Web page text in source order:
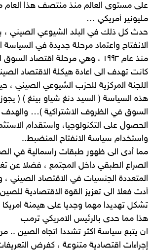
مليونير أمريكي …
حدث كل ذلك في البلد الشيوعي الصيني
الانفتاح واعتماد مرحلة جديدة في
منذ عام ١٩٩٣ ، وهي مرحلة اقتصاد
كانت تهدف الى اعادة هيكلة الاقتصاد
اللجنة المركزية للحزب الشيوعي الصيني
هذه السياسة ( السيد دنغ شياو بينغ ) (
السوق في الظروف الاشتراكية )… والهدف
الحصول على التكنولوجيا، واستقدام
واستخدام سياسة الانفتاح المنضبط..
مما أدى الى ظهور طبقات راسمالية في
الصراع الطبقي داخل المجتمع ، فضلا عن
المتعددة الجنسيات في الاقتصاد الصيني
أدت فعلا الى تعزيز القوة الاقتصادية
تشكل تهديدا مهما وجديا على هيمنة
هذا مما حدى بالرئيس الامريكي ترمب
ان يتبع سياسة اكثر تشددا اتجاه الصين ..
إجراءات اقتصادية متنوعة ، كفرض